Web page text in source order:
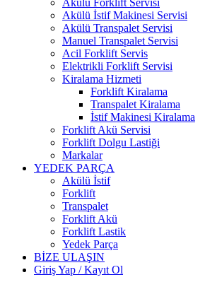
Akülü Forklift Servisi
Akülü İstif Makinesi Servisi
Akülü Transpalet Servisi
Manuel Transpalet Servisi
Acil Forklift Servis
Elektrikli Forklift Servisi
Kiralama Hizmeti
Forklift Kiralama
Transpalet Kiralama
İstif Makinesi Kiralama
Forklift Akü Servisi
Forklift Dolgu Lastiği
Markalar
YEDEK PARÇA
Akülü İstif
Forklift
Transpalet
Forklift Akü
Forklift Lastik
Yedek Parça
BİZE ULAŞIN
Giriş Yap / Kayıt Ol